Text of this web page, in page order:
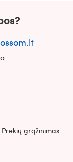
Prekių grąžinimas